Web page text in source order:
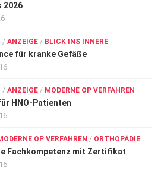
2026
/ ANZEIGE / BLICK INS INNERE
für kranke Gefäße
/ ANZEIGE / MODERNE OP VERFAHREN
HNO-Patienten
OP VERFAHREN / ORTHOPÄDIE
Fachkompetenz mit Zertifikat